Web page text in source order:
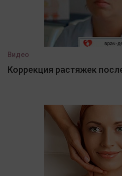
Видео
Коррекция растяжек